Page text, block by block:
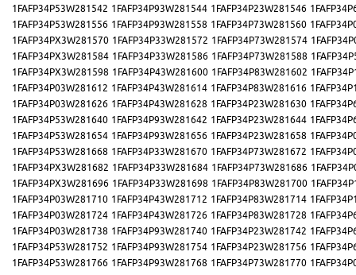
1FAFP34P53W281542 1FAFP34P93W281544 1FAFP34P23W281546
1FAFP34P53W281556 1FAFP34P93W281558 1FAFP34P73W281560
1FAFP34PX3W281570 1FAFP34P33W281572 1FAFP34P73W281574
1FAFP34PX3W281584 1FAFP34P33W281586 1FAFP34P73W281588
1FAFP34PX3W281598 1FAFP34P43W281600 1FAFP34P83W281602
1FAFP34P03W281612 1FAFP34P43W281614 1FAFP34P83W281616
1FAFP34P03W281626 1FAFP34P43W281628 1FAFP34P23W281630
1FAFP34P53W281640 1FAFP34P93W281642 1FAFP34P23W281644
1FAFP34P53W281654 1FAFP34P93W281656 1FAFP34P23W281658
1FAFP34P53W281668 1FAFP34P33W281670 1FAFP34P73W281672
1FAFP34PX3W281682 1FAFP34P33W281684 1FAFP34P73W281686
1FAFP34PX3W281696 1FAFP34P33W281698 1FAFP34P83W281700
1FAFP34P03W281710 1FAFP34P43W281712 1FAFP34P83W281714
1FAFP34P03W281724 1FAFP34P43W281726 1FAFP34P83W281728
1FAFP34P03W281738 1FAFP34P93W281740 1FAFP34P23W281742
1FAFP34P53W281752 1FAFP34P93W281754 1FAFP34P23W281756
1FAFP34P53W281766 1FAFP34P93W281768 1FAFP34P73W281770